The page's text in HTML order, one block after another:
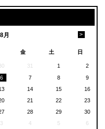
8月 >
金 土 日
31 1
2
6 7 8
9
14 15
16
21 22
23
28 29
30
3 4 5 6